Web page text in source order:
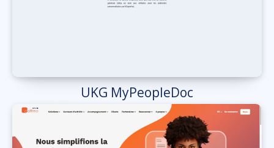
UKG MyPeopleDoc